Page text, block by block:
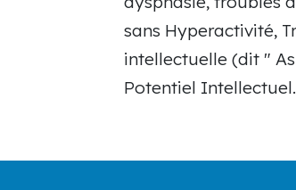
sans Hyperactivité,
intellectuelle (dit "
Potentiel Intellectuel.